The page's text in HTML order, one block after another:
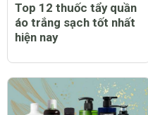
Top 12 thuốc tẩy quần
áo trắng sạch tốt nhất
hiện nay